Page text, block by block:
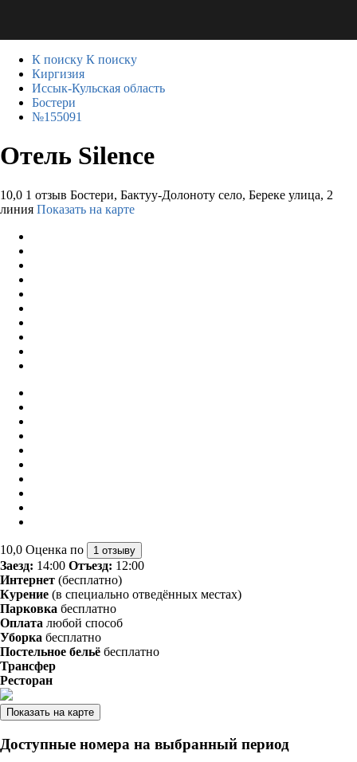
К поиску К поиску
Киргизия
Иссык-Кульская область
Бостери
№155091
Отель Silence
10,0 1 отзыв Бостери, Бактуу-Долоноту село, Береке улица, 2
линия Показать на карте
10,0 Оценка по 1 отзыву
Заезд: 14:00 Отъезд: 12:00
Интернет (бесплатно)
Курение (в специально отведённых местах)
Парковка бесплатно
Оплата любой способ
Уборка бесплатно
Постельное бельё бесплатно
Трансфер
Ресторан
Показать на карте
Доступные номера на выбранный период